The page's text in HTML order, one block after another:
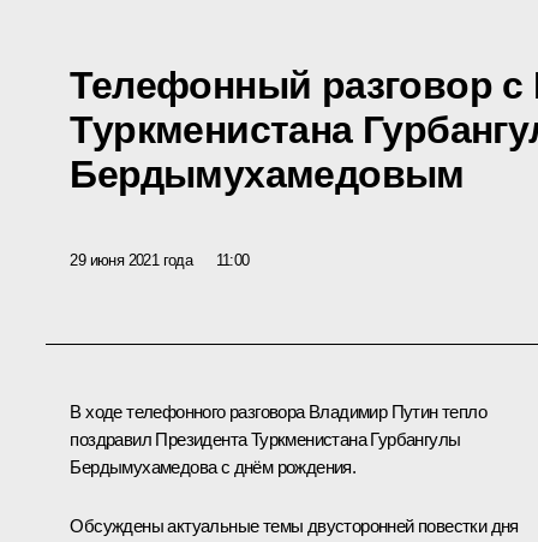
Телефонный разговор с
Туркменистана
Бердымухамедовым
29 июня 2021 года 11:00
В ходе телефонного разговора Владимир Путин тепло
поздравил Президента Туркменистана Гурбангулы
Бердымухамедова с днём рождения.
Обсуждены актуальные темы двусторонней повестки дня